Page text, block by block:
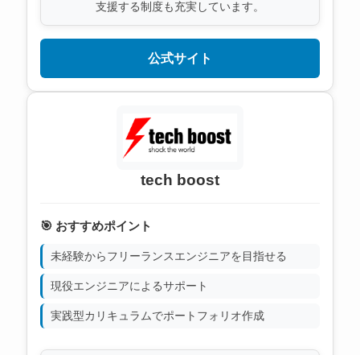
支援する制度も充実しています。
公式サイト
tech boost
🎯 おすすめポイント
未経験からフリーランスエンジニアを目指せる
現役エンジニアによるサポート
実践型カリキュラムでポートフォリオ作成